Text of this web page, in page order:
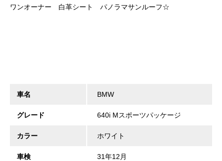
ワンオーナー 白革シート パノラマサンルーフ☆
車名 BMW
グレード 640i Mスポーツパッケージ
カラー ホワイト
車検 31年12月